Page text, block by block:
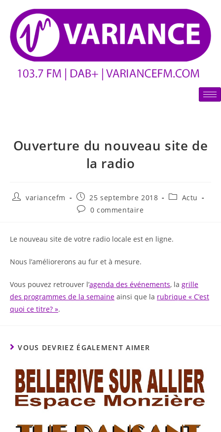
Ouverture du nouveau site de
la radio
variancefm 25 septembre 2018
Actu
0 commentaire
Le nouveau site de votre radio locale est en ligne.
Nous l’améliorerons au fur et à mesure.
Vous pouvez retrouver l’agenda des événements, la grille
des programmes de la semaine ainsi que la rubrique « C’est
quoi ce titre? ».
VOUS DEVRIEZ ÉGALEMENT AIMER